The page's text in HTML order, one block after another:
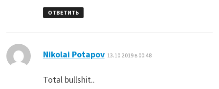
ОТВЕТИТЬ
Nikolai Potapov: 13.10.2019 в 00:48
Total bullshit..